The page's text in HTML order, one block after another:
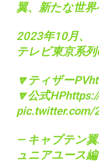
翼、新たな世
2023年10月、
テレビ東京系
🔽ティザーPV
🔽公式HP
pic.twitter.com/
— キャプテン
ュニアユース